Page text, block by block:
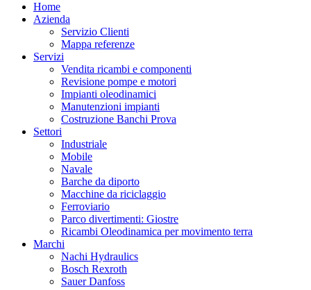
Home
Azienda
Servizio Clienti
Mappa referenze
Servizi
Vendita ricambi e componenti
Revisione pompe e motori
Impianti oleodinamici
Manutenzioni impianti
Costruzione Banchi Prova
Settori
Industriale
Mobile
Navale
Barche da diporto
Macchine da riciclaggio
Ferroviario
Parco divertimenti: Giostre
Ricambi Oleodinamica per movimento terra
Marchi
Nachi Hydraulics
Bosch Rexroth
Sauer Danfoss